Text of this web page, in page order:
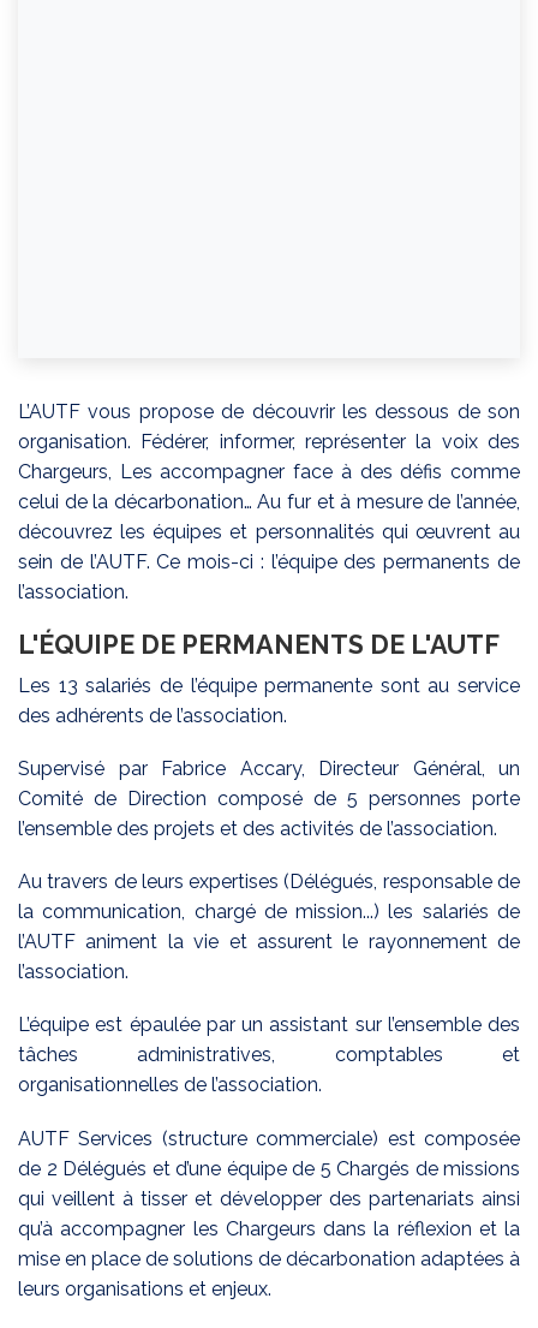
L’AUTF vous propose de découvrir les dessous de son
organisation. Fédérer, informer, représenter la voix des
Chargeurs, Les accompagner face à des défis comme
celui de la décarbonation… Au fur et à mesure de l’année,
découvrez les équipes et personnalités qui œuvrent au
sein de l’AUTF. Ce mois-ci : l’équipe des permanents de
l’association.
L'ÉQUIPE DE PERMANENTS DE L'AUTF
Les 13 salariés de l’équipe permanente sont au service
des adhérents de l’association.
Supervisé par Fabrice Accary, Directeur Général, un
Comité de Direction composé de 5 personnes porte
l’ensemble des projets et des activités de l’association.
Au travers de leurs expertises (Délégués, responsable de
la communication, chargé de mission...) les salariés de
l’AUTF animent la vie et assurent le rayonnement de
l’association.
L’équipe est épaulée par un assistant sur l’ensemble des
tâches administratives, comptables et
organisationnelles de l’association.
AUTF Services (structure commerciale) est composée
de 2 Délégués et d’une équipe de 5 Chargés de missions
qui veillent à tisser et développer des partenariats ainsi
qu’à accompagner les Chargeurs dans la réflexion et la
mise en place de solutions de décarbonation adaptées à
leurs organisations et enjeux.